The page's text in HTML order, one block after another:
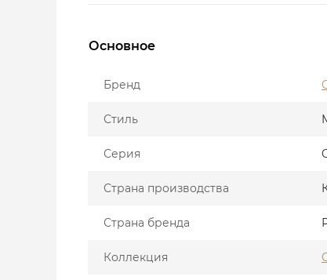
Основное
Бренд
Стиль
Серия
Страна производства
Страна бренда
Коллекция